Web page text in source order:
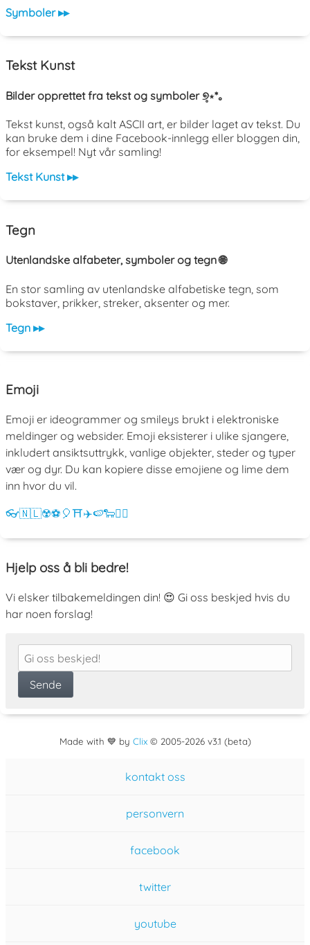
Symboler ▸▸
Tekst Kunst
Bilder opprettet fra tekst og symboler ୭̥⋆*｡
Tekst kunst, også kalt ASCII art, er bilder laget av tekst. Du
kan bruke dem i dine Facebook-innlegg eller bloggen din,
for eksempel! Nyt vår samling!
Tekst Kunst ▸▸
Tegn
Utenlandske alfabeter, symboler og tegn 🌐
En stor samling av utenlandske alfabetiske tegn, som
bokstaver, prikker, streker, aksenter og mer.
Tegn ▸▸
Emoji
Emoji er ideogrammer og smileys brukt i elektroniske
meldinger og websider. Emoji eksisterer i ulike sjangere,
inkludert ansiktsuttrykk, vanlige objekter, steder og typer
vær og dyr. Du kan kopiere disse emojiene og lime dem
inn hvor du vil.
👓🇳🇱☢️⚽ 🎈⛩️✈️🍉🐑💁‍♀️
Hjelp oss å bli bedre!
Vi elsker tilbakemeldingen din! 😍 Gi oss beskjed hvis du
har noen forslag!
Made with 💙 by Clix© 2005-2026 v3.1 (beta)
kontakt oss
personvern
facebook
twitter
youtube